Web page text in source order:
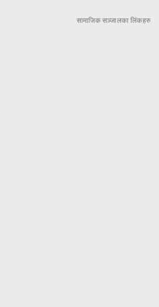
सामाजिक सञ्जालका लिंकहरु